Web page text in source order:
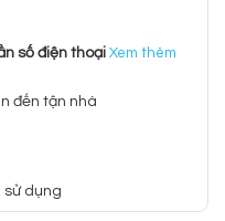
số điện thoại Xem thêm
đến tận nhà
dụng